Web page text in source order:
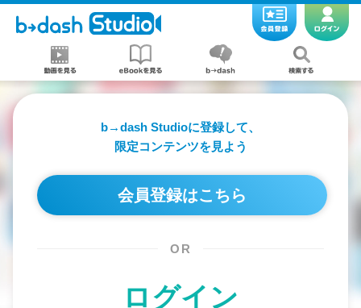
b→dash Studioに登録して、
限定コンテンツを見よう
会員登録はこちら
OR
ログイン